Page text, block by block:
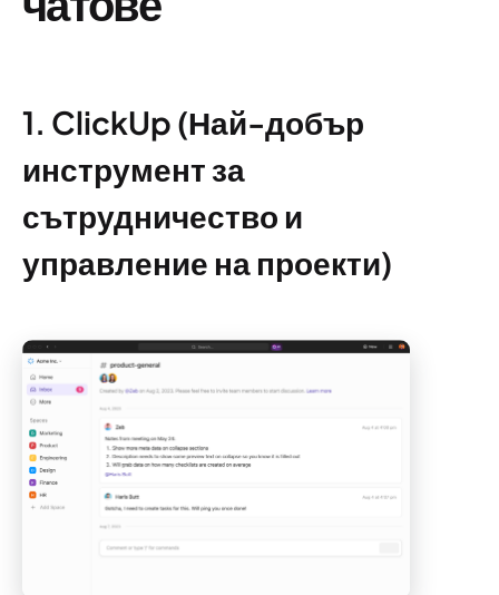
1. ClickUp (Най-добър
инструмент за
сътрудничество и
управление на проекти)